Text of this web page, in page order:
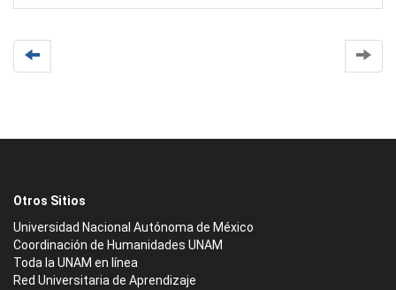
Otros Sitios
Universidad Nacional Autónoma de México
Coordinación de Humanidades UNAM
Toda la UNAM en línea
Red Universitaria de Aprendizaje